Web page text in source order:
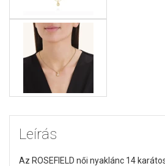
Leírás
Az ROSEFIELD női nyaklánc 14